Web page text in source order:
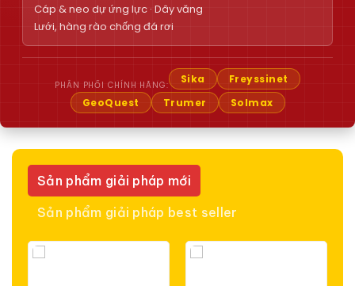
Cáp & neo dự ứng lực · Dây văng
Lưới, hàng rào chống đá rơi
PHÂN PHỐI CHÍNH HÃNG: Sika
Freyssinet
GeoQuest
Trumer Solmax
Sản phẩm giải pháp mới
Sản phẩm giải pháp best seller